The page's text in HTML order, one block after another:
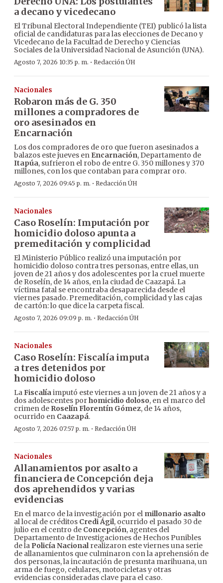
a decano y vicedecano
El Tribunal Electoral Independiente (TEI) publicó la lista
oficial de candidaturas para las elecciones de Decano y
Vicedecano de la Facultad de Derecho y Ciencias
Sociales de la Universidad Nacional de Asunción (UNA).
Agosto 7, 2026 10:35 p. m. · Redacción ÚH
Nacionales
Robaron más de G. 350
millones a compradores de
oro asesinados en
Encarnación
Los dos compradores de oro que fueron asesinados a
balazos este jueves en Encarnación, Departamento de
Itapúa, sufrieron el robo de entre G. 350 millones y 370
millones, con los que contaban para comprar oro.
Agosto 7, 2026 09:45 p. m. · Redacción ÚH
Nacionales
Caso Roselín: Imputación por
homicidio doloso apunta a
premeditación y complicidad
El Ministerio Público realizó una imputación por
homicidio doloso contra tres personas, entre ellas, un
joven de 21 años y dos adolescentes por la cruel muerte
de Roselín, de 14 años, en la ciudad de Caazapá. La
víctima fatal se encontraba desaparecida desde el
viernes pasado. Premeditación, complicidad y las cajas
de cartón: lo que dice la carpeta fiscal.
Agosto 7, 2026 09:09 p. m. · Redacción ÚH
Nacionales
Caso Roselín: Fiscalía imputa
a tres detenidos por
homicidio doloso
LaFiscalíaimputó este viernes a un joven de 21 años y a
dos adolescentes porhomicidio doloso, en el marco del
crimen de Roselín Florentín Gómez, de 14 años,
ocurrido en Caazapá.
Agosto 7, 2026 07:57 p. m. · Redacción ÚH
Nacionales
Allanamientos por asalto a
financiera de Concepción deja
dos aprehendidos y varias
evidencias
En el marco de la investigación por el millonario asalto
al local de créditos Credi Ágil, ocurrido el pasado 30 de
julio en el centro de Concepción, agentes del
Departamento de Investigaciones de Hechos Punibles
de la Policía Nacionalrealizaron este viernes una serie
de allanamientos que culminaron con la aprehensión de
dos personas, la incautación de presunta marihuana, un
arma de fuego, celulares, motocicletas y otras
evidencias consideradas clave para el caso.